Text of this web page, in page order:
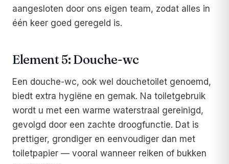
aangesloten door ons eigen team, zodat alles in
één keer goed geregeld is.
Element 5: Douche-wc
Een douche-wc, ook wel douchetoilet genoemd,
biedt extra hygiëne en gemak. Na toiletgebruik
wordt u met een warme waterstraal gereinigd,
gevolgd door een zachte droogfunctie. Dat is
prettiger, grondiger en eenvoudiger dan met
toiletpapier — vooral wanneer reiken of bukken